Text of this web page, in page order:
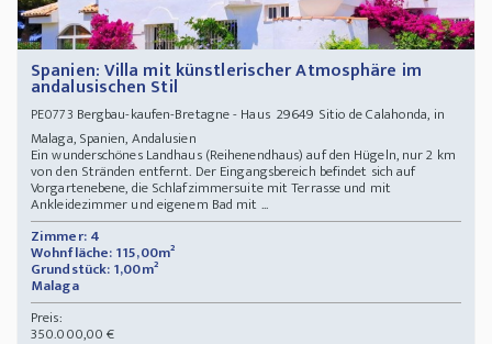
Spanien: Villa mit künstlerischer Atmosphäre im
andalusischen Stil
PE0773 Bergbau-kaufen-Bretagne - Haus 29649 Sitio de Calahonda, in
Malaga, Spanien, Andalusien
Ein wunderschönes Landhaus (Reihenendhaus) auf den Hügeln, nur 2 km
von den Stränden entfernt. Der Eingangsbereich befindet sich auf
Vorgartenebene, die Schlafzimmersuite mit Terrasse und mit
Ankleidezimmer und eigenem Bad mit ...
Zimmer: 4
Wohnfläche: 115,00m²
Grundstück: 1,00m²
Malaga
Preis:
350.000,00 €